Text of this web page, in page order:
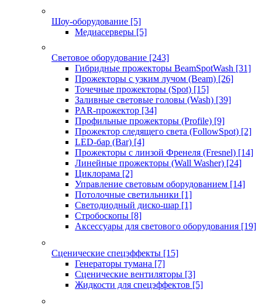
Шоу-оборудование [5]
Медиасерверы [5]
Световое оборудование [243]
Гибридные прожекторы BeamSpotWash [31]
Прожекторы с узким лучом (Beam) [26]
Точечные прожекторы (Spot) [15]
Заливные световые головы (Wash) [39]
PAR-прожектор [34]
Профильные прожекторы (Profile) [9]
Прожектор следящего света (FollowSpot) [2]
LED-бар (Bar) [4]
Прожекторы с линзой Френеля (Fresnel) [14]
Линейные прожекторы (Wall Washer) [24]
Циклорама [2]
Управление световым оборудованием [14]
Потолочные светильники [1]
Светодиодный диско-шар [1]
Стробоскопы [8]
Аксессуары для светового оборудования [19]
Сценические спецэффекты [15]
Генераторы тумана [7]
Сценические вентиляторы [3]
Жидкости для спецэффектов [5]